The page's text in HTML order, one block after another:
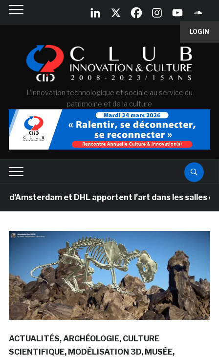
LOGIN
L'innovation technologique et sociale au service du
patrimoine et de la culture
et DHL apportent l’art dans les salles de
ACTUALITÉS ARCHÉOLOGIE CULTURE
SCIENTIFIQUE MODÉLISATION 3D MUSÉE